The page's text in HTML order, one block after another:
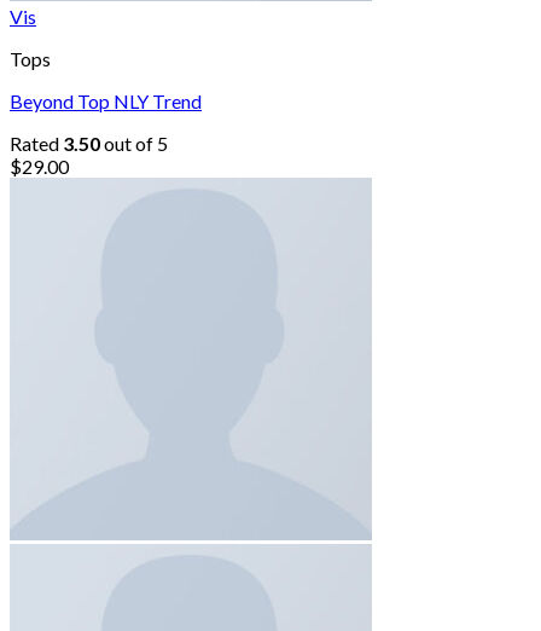
Vis
Tops
Beyond Top NLY Trend
Rated 3.50out of 5
$29.00